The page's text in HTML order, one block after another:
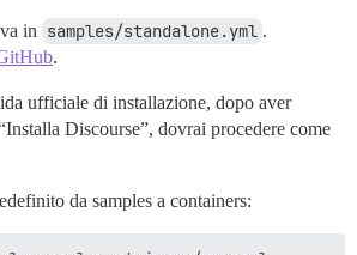
in samples/standalone.yml .
.
ufficiale di installazione, dopo aver
Discourse”, dovrai procedere come
da samples a containers: